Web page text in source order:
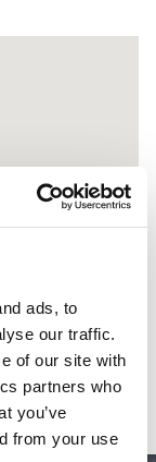
ads, to
our traffic.
of our site with
partners who
you’ve
from your use